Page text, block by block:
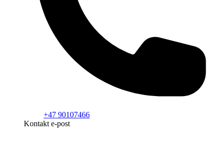
+47 90107466
Kontakt e-post